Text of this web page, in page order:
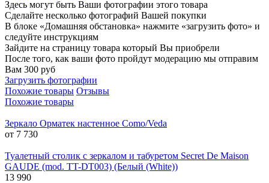
Здесь могут быть Ваши фотографии этого товара
Сделайте несколько фотографий Вашей покупки
В блоке «Домашняя обстановка» нажмите «загрузить фото» и
следуйте инструкциям
Зайдите на страницу товара который Вы приобрели
После того, как ваши фото пройдут модерацию мы отправим
Вам 300 руб
Загрузить фотографии
Похожие товары Отзывы
Похожие товары
Зеркало Орматек настенное Como/Veda
от 7 730
Туалетный столик с зеркалом и табуретом Secret De Maison
GAUDE (mod. TT-DT003) (Белый (White))
13 990